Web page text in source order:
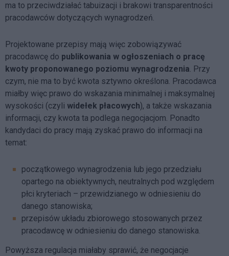
ma to przeciwdziałać tabuizacji i brakowi transparentności
pracodawców dotyczących wynagrodzeń.
Projektowane przepisy mają więc zobowiązywać
pracodawcę do publikowania w ogłoszeniach o pracę
kwoty proponowanego poziomu wynagrodzenia. Przy
czym, nie ma to być kwota sztywno określona. Pracodawca
miałby więc prawo do wskazania minimalnej i maksymalnej
wysokości (czyli widełek płacowych), a także wskazania
informacji, czy kwota ta podlega negocjacjom. Ponadto
kandydaci do pracy mają zyskać prawo do informacji na
temat:
początkowego wynagrodzenia lub jego przedziału
opartego na obiektywnych, neutralnych pod względem
płci kryteriach – przewidzianego w odniesieniu do
danego stanowiska;
przepisów układu zbiorowego stosowanych przez
pracodawcę w odniesieniu do danego stanowiska.
Powyższa regulacja miałaby sprawić, że negocjacje